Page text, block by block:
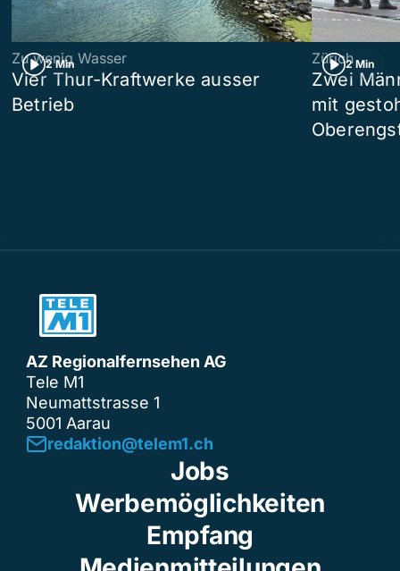
2 Min
Zu wenig Wasser
Vier Thur-Kraftwerke ausser
Betrieb
2 Min
Zürich
Zwei
mit
AZ Regionalfernsehen AG
Tele M1
Neumattstrasse 1
5001 Aarau
redaktion@telem1.ch
Jobs
Werbemöglichkeiten
Empfang